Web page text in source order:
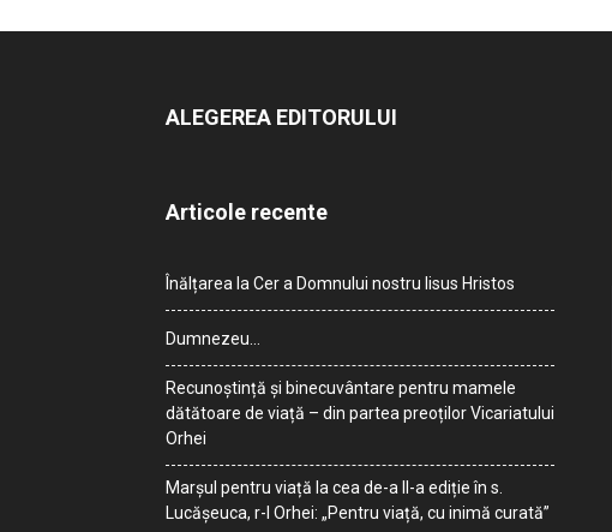
ALEGEREA EDITORULUI
Articole recente
Înălțarea la Cer a Domnului nostru Iisus Hristos
Dumnezeu…
Recunoștință și binecuvântare pentru mamele
dătătoare de viață – din partea preoților Vicariatului
Orhei
Marșul pentru viață la cea de-a II-a ediție în s.
Lucășeuca, r-l Orhei: „Pentru viață, cu inimă curată”